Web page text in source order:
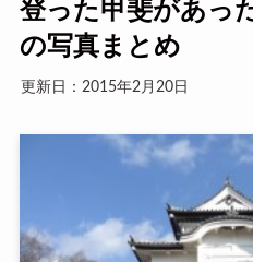
登った甲斐があっ
の写真まとめ
更新日：2015年2月20日